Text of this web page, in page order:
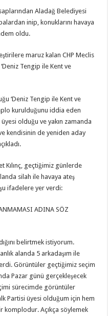
Aladağ Belediyesi
inip, konuklarını havaya
oldu.
maruz kalan CHP Meclis
Tengip ile Kent ve
‘Deniz Tengip ile Kent ve
kurulduğunu iddia eden
olduğu ve yakın zamanda
kendisinin de yeniden aday
Kılınç, geçtiğimiz günlerde
silah ile havaya ateş
şu ifadelere yer verdi:
ADINA SÖZ
belirtmek istiyorum.
alanda 5 arkadaşım ile
Görüntüler geçtiğimiz seçim
Pazar günü gerçekleşecek
sürecimde görüntüler
Partisi üyesi olduğum için hem
komplodur. Açıkça söylemek